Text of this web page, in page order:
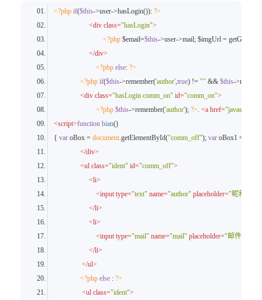
<?php if($this->user->hasLogin()): ?>
<div class="hasLogin">
<?php $email=$this->user->mail; $imgUrl = getGravatar
</div>
<?php else: ?>
<?php if($this->remember('author',true) != "" && $this->
<div class="hasLogin comm_on" id="comm_on">
<?php $this->remember('author'); ?>. <a href="javascript:;"
<script>function bian(
{ var oBox = document.getElementById("comm_off"); var oBox1 =
</div>
<ul class="ident" id="comm_off">
<li>
<input type="text" name="author" placeholder="昵称
</li>
<li>
<input type="mail" name="mail" placeholder="邮件
</li>
</ul>
<?php else : ?>
<ul class="ident">